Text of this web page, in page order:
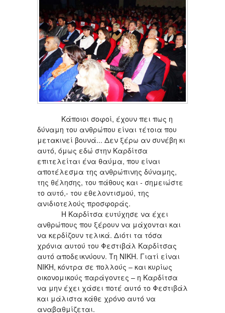
Κάποιοι σοφοί, έχουν πει πως η
δύναμη του ανθρώπου είναι τέτοια που
μετακινεί βουνά... Δεν ξέρω αν συνέβη κι
αυτό, όμως εδώ στην Καρδίτσα
επιτελείται ένα θαύμα, που είναι
αποτέλεσμα της ανθρώπινης δύναμης,
της θέλησης, του πάθους και - σημειώστε
το αυτό,- του εθελοντισμού, της
ανιδιοτελούς προσφοράς.
Η Καρδίτσα ευτύχησε να έχει
ανθρώπους που ξέρουν να μάχονται και
να κερδίζουν τελικά. Διότι τα τόσα
χρόνια αυτού του Φεστιβάλ Καρδίτσας
αυτό αποδεικνύουν. Τη ΝΙΚΗ. Γιατί είναι
ΝΙΚΗ, κόντρα σε πολλούς – και κυρίως
οικονομικούς παράγοντες – η Καρδίτσα
να μην έχει χάσει ποτέ αυτό το Φεστιβάλ
και μάλιστα κάθε χρόνο αυτό να
αναβαθμίζεται.